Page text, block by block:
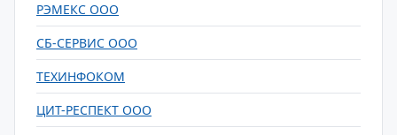
РЭМЕКС ООО
СБ-СЕРВИС ООО
ТЕХИНФОКОМ
ЦИТ-РЕСПЕКТ ООО